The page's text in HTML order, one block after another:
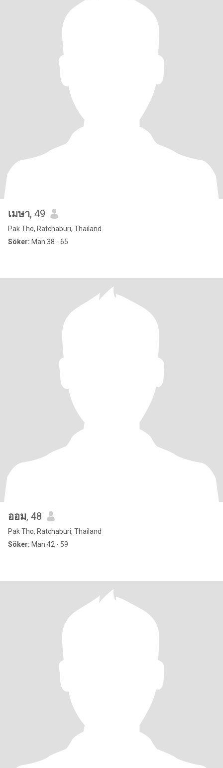
เมษา, 49
Pak Tho, Ratchaburi, Thailand
Söker: Man 38 - 65
ออม, 48
Pak Tho, Ratchaburi, Thailand
Söker: Man 42 - 59